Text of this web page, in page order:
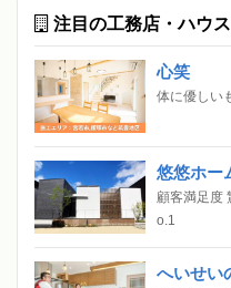
注目の工務店・ハウ
心笑
体に優しい
悠悠ホー
顧客満足度
o.1
へいせい